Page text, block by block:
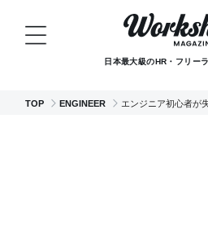
日本最大級のHR・フリー
TOP ENGINEER エンジニア初心者が